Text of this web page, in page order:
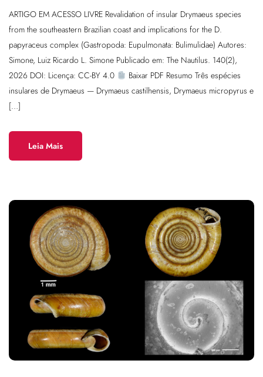
ARTIGO EM ACESSO LIVRE Revalidation of insular Drymaeus species
from the southeastern Brazilian coast and implications for the D.
papyraceus complex (Gastropoda: Eupulmonata: Bulimulidae) Autores:
Simone, Luiz Ricardo L. Simone Publicado em: The Nautilus. 140(2),
2026 DOI: Licença: CC-BY 4.0
Baixar PDF Resumo Três espécies
insulares de Drymaeus — Drymaeus castilhensis, Drymaeus micropyrus e
[…]
Leia Mais